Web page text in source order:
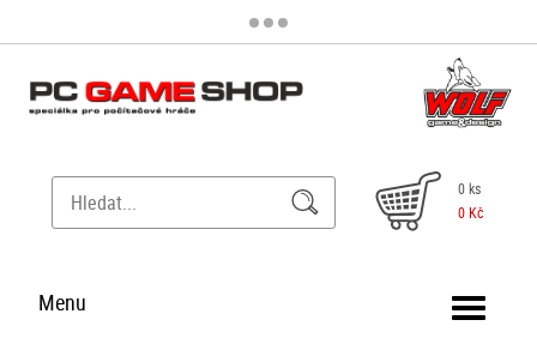
0 ks
0 Kč
Menu